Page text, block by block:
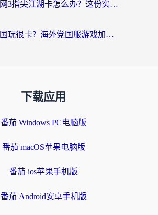
非洲玩剑网3指尖江湖卡怎么办？这份实测有效的国服游戏加速指南请收好
逆战在美国玩很卡？海外党国服游戏加速终极指南（附DNF宝可梦加速技巧）
下载应用
番茄 Windows PC电脑版
番茄 macOS苹果电脑版
番茄 ios苹果手机版
番茄 Android安卓手机版